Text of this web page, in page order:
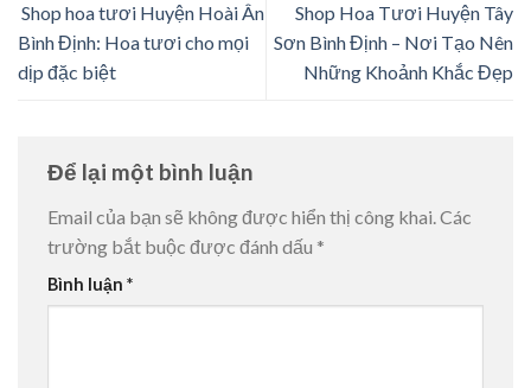
Shop hoa tươi Huyện Hoài Ân
Bình Định: Hoa tươi cho mọi
dịp đặc biệt
Shop Hoa Tươi Huyện Tây
Sơn Bình Định – Nơi Tạo Nên
Những Khoảnh Khắc Đẹp
Để lại một bình luận
Email của bạn sẽ không được hiển thị công khai.Các
trường bắt buộc được đánh dấu *
Bình luận *